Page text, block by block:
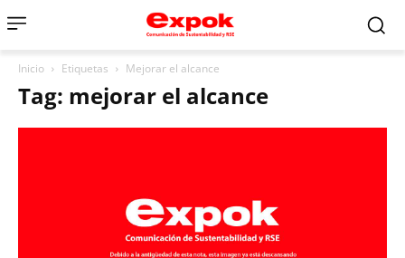
Inicio Etiquetas Mejorar el alcance
Tag: mejorar el alcance